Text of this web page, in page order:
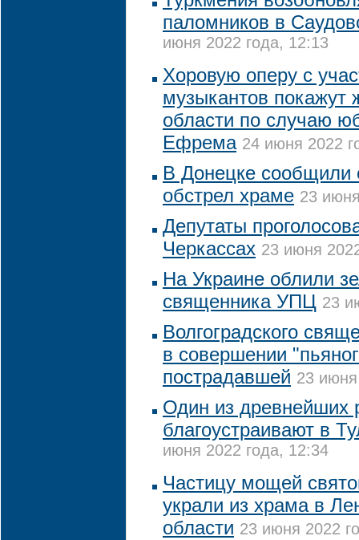
паломников в
июня 2022 года, 12:13
Хоровую оперу с
музыкантов покажут
области по случаю
Ефрема 24 июня 2022
В Донецке
обстрел храме 23
Депутаты
Черкассах 23 июня
На Украине облили
священника УПЦ 23
Волгоградского
в совершении
пострадавшей 23
Один из древнейших
благоустраивают в
июня 2022 года, 12:34
Частицу мощей
украли из храма в
области 23 июня 2022